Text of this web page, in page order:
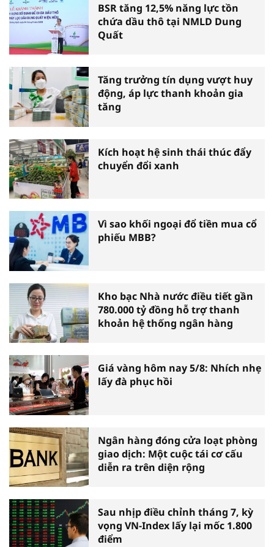
BSR tăng 12,5% năng lực tồn
chứa dầu thô tại NMLD Dung
Quất
Tăng trưởng tín dụng vượt huy
động, áp lực thanh khoản gia
tăng
Kích hoạt hệ sinh thái thúc đẩy
chuyển đổi xanh
Vì sao khối ngoại đổ tiền mua cổ
phiếu MBB?
Kho bạc Nhà nước điều tiết gần
780.000 tỷ đồng hỗ trợ thanh
khoản hệ thống ngân hàng
Giá vàng hôm nay 5/8: Nhích nhẹ
lấy đà phục hồi
Ngân hàng đóng cửa loạt phòng
giao dịch: Một cuộc tái cơ cấu
diễn ra trên diện rộng
Sau nhịp điều chỉnh tháng 7, kỳ
vọng VN-Index lấy lại mốc 1.800
điểm